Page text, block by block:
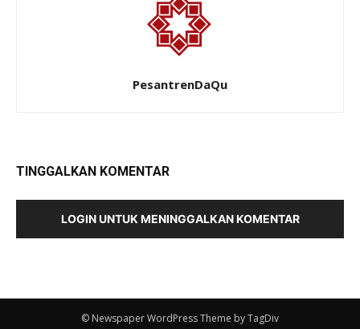
PesantrenDaQu
TINGGALKAN KOMENTAR
LOGIN UNTUK MENINGGALKAN KOMENTAR
© Newspaper WordPress Theme by TagDiv